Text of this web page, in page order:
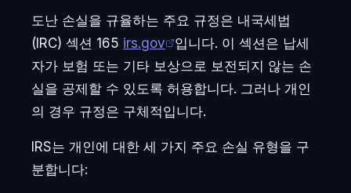
도난 손실을 규율하는 주요 규정은 내국세법
(IRC) 섹션 165 irs.gov
입니다. 이 섹션은 납세
자가 보험 또는 기타 보상으로 보전되지 않는 손
실을 공제할 수 있도록 허용합니다. 그러나 개인
의 경우 규정은 구체적입니다.
IRS는 개인에 대한 세 가지 주요 손실 유형을 구
분합니다: